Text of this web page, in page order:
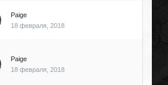
Paige
18 февраля, 2018
Paige
18 февраля, 2018